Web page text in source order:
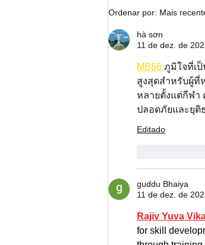
Nota de
Santa Catarina
Ordenar por: Mais
hà sơn
11 de dez. de
MB66 ภูมิใจที่เ
สูงสุดสำหรับผู้ที่
หลายตั้งแต่กีฬา
ปลอดภัยและยุติ
Editado
guddu Bhaiya
11 de dez. de
Rajiv Yuva
for skill